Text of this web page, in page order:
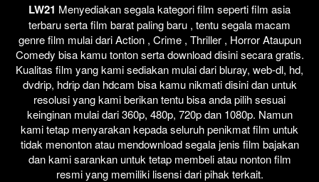
LW21 Menyediakan segala kategori film seperti film asia
terbaru serta film barat paling baru , tentu segala macam
genre film mulai dari Action , Crime , Thriller , Horror Ataupun
Comedy bisa kamu tonton serta download disini secara gratis.
Kualitas film yang kami sediakan mulai dari bluray, web-dl, hd,
dvdrip, hdrip dan hdcam bisa kamu nikmati disini dan untuk
resolusi yang kami berikan tentu bisa anda pilih sesuai
keinginan mulai dari 360p, 480p, 720p dan 1080p. Namun
kami tetap menyarakan kepada seluruh penikmat film untuk
tidak menonton atau mendownload segala jenis film bajakan
dan kami sarankan untuk tetap membeli atau nonton film
resmi yang memiliki lisensi dari pihak terkait.